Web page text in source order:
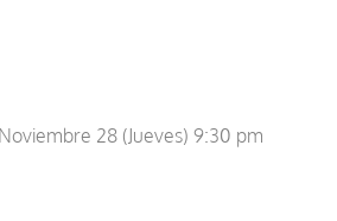
28 (Jueves) 9:30 pm